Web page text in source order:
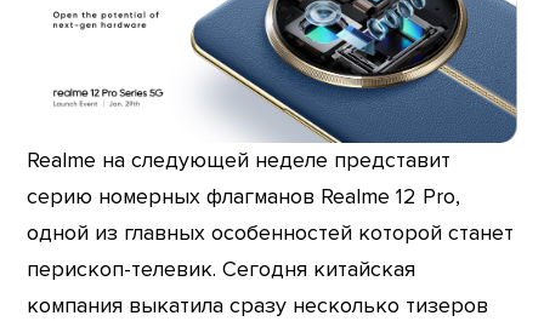
Realme на следующей неделе представит
серию номерных флагманов Realme 12 Pro,
одной из главных особенностей которой станет
перископ-телевик. Сегодня китайская
компания выкатила сразу несколько тизеров